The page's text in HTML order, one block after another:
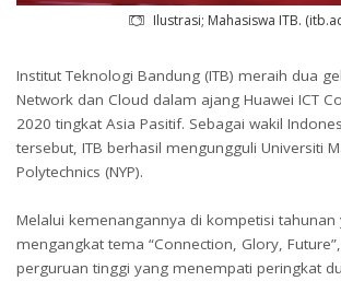
Ilustrasi; Mahasiswa ITB.
Institut Teknologi Bandung (ITB) meraih dua
Network dan Cloud dalam ajang Huawei ICT
2020 tingkat Asia Pasitif. Sebagai wakil
tersebut, ITB berhasil mengungguli Universiti
Polytechnics (NYP).
Melalui kemenangannya di kompetisi tahunan
mengangkat tema “Connection, Glory,
perguruan tinggi yang menempati peringkat